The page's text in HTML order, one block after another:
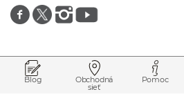
Znajdź nas na facebooku
Znajdź nas na twitterze
Znajdź nas na instagramie
Znajdź nas na youtube
Blog Obchodná
sieť
Pomoc